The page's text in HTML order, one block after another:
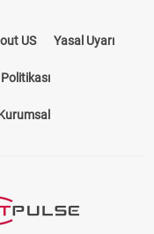
US Yasal Uyarı